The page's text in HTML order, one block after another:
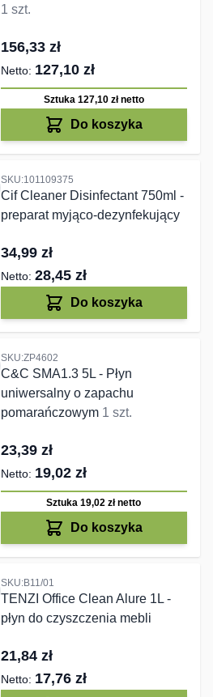
1 szt.
156,33 zł
127,10 zł
Sztuka 127,10 złnetto
Do koszyka
SKU:101109375
Cif Cleaner Disinfectant 750ml -
preparat myjąco-dezynfekujący
34,99 zł
28,45 zł
Do koszyka
SKU:ZP4602
C&C SMA1.3 5L - Płyn
uniwersalny o zapachu
pomarańczowym 1 szt.
23,39 zł
19,02 zł
Sztuka 19,02 złnetto
Do koszyka
SKU:B11/01
TENZI Office Clean Alure 1L -
płyn do czyszczenia mebli
21,84 zł
17,76 zł